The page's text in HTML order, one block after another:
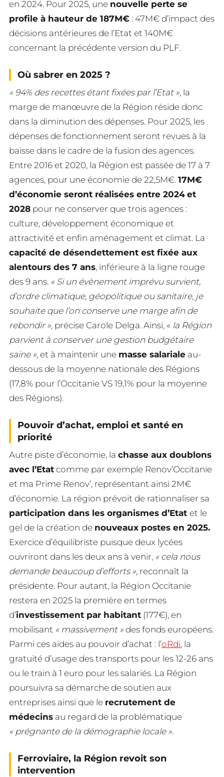
en 2024. Pour 2025, une nouvelle perte se
profile à hauteur de 187M€ : 47M€ d’impact des
décisions antérieures de l’Etat et 140M€
concernant la précédente version du PLF.
Où sabrer en 2025 ?
« 94% des recettes étant fixées par l’Etat », la
marge de manœuvre de la Région réside donc
dans la diminution des dépenses. Pour 2025, les
dépenses de fonctionnement seront revues à la
baisse dans le cadre de la fusion des agences.
Entre 2016 et 2020, la Région est passée de 17 à 7
agences, pour une économie de 22,5M€. 17M€
d’économie seront réalisées entre 2024 et
2028 pour ne conserver que trois agences :
culture, développement économique et
attractivité et enfin aménagement et climat. La
capacité de désendettement est fixée aux
alentours des 7 ans, inférieure à la ligne rouge
des 9 ans. « Si un évènement imprévu survient,
d’ordre climatique, géopolitique ou sanitaire, je
souhaite que l’on conserve une marge afin de
rebondir », précise Carole Delga. Ainsi, « la Région
parvient à conserver une gestion budgétaire
saine », et à maintenir une masse salariale au-
dessous de la moyenne nationale des Régions
(17,8% pour l’Occitanie VS 19,1% pour la moyenne
des Régions).
Pouvoir d’achat, emploi et santé en
priorité
Autre piste d’économie, la chasse aux doublons
avec l’Etat comme par exemple Renov’Occitanie
et ma Prime Renov’, représentant ainsi 2M€
d’économie. La région prévoit de rationnaliser sa
participation dans les organismes d’Etat et le
gel de la création de nouveaux postes en 2025.
Exercice d’équilibriste puisque deux lycées
ouvriront dans les deux ans à venir, « cela nous
demande beaucoup d’efforts », reconnaît la
présidente. Pour autant, la Région Occitanie
restera en 2025 la première en termes
d’investissement par habitant (177€), en
mobilisant « massivement » des fonds européens.
Parmi ces aides au pouvoir d’achat : l’oRdi, la
gratuité d’usage des transports pour les 12-26 ans
ou le train à 1 euro pour les salariés. La Région
poursuivra sa démarche de soutien aux
entreprises ainsi que le recrutement de
médecins au regard de la problématique
« prégnante de la démographie locale ».
Ferroviaire, la Région revoit son
intervention